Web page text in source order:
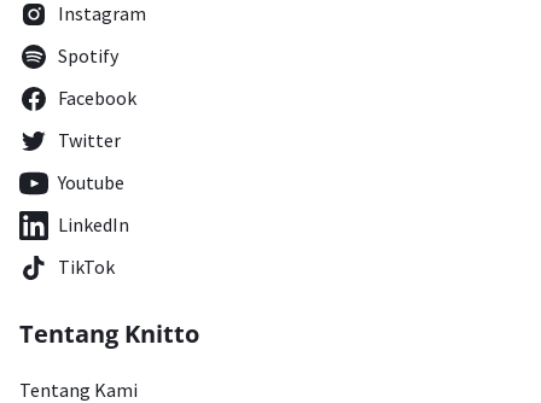
Instagram
Spotify
Facebook
Twitter
Youtube
LinkedIn
TikTok
Tentang Knitto
Tentang Kami